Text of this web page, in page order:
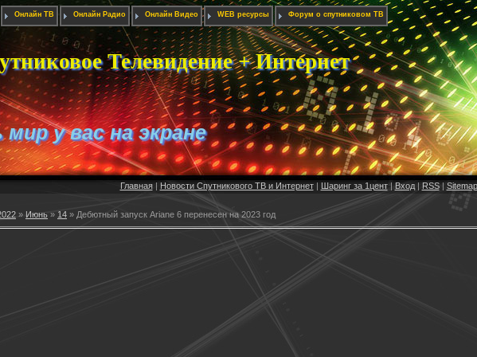
Онлайн ТВ Онлайн Радио Онлайн Видео WEB ресурсы Форум о спутниковом ТВ
Телевидение + Интернет
мир у вас на экране
Главная| Новости Спутникового ТВ и Интернет| Шаринг за 1цент|Вход| RSS| Sitemap
» Июнь » 14 » Дебютный запуск Ariane 6 перенесен на 2023 год